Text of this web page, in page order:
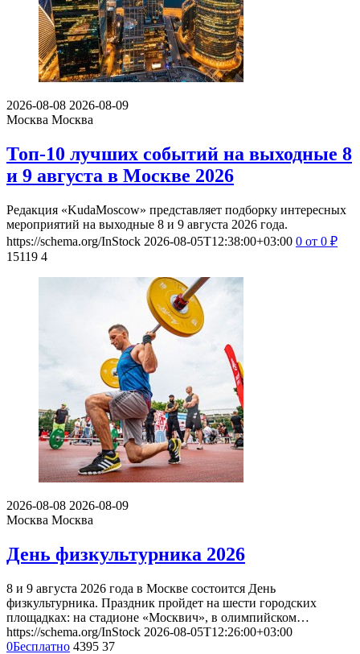
2026-08-08 2026-08-09
Москва Москва
Топ-10 лучших событий на выходные 8
и 9 августа в Москве 2026
Редакция «KudaMoscow» представляет подборку интересных
мероприятий на выходные 8 и 9 августа 2026 года.
https://schema.org/InStock 2026-08-05T12:38:00+03:00 0 от 0 ₽
15119 4
2026-08-08 2026-08-09
Москва Москва
День физкультурника 2026
8 и 9 августа 2026 года в Москве состоится День
физкультурника. Праздник пройдет на шести городских
площадках: на стадионе «Москвич», в олимпийском…
https://schema.org/InStock 2026-08-05T12:26:00+03:00
0Бесплатно 4395 37